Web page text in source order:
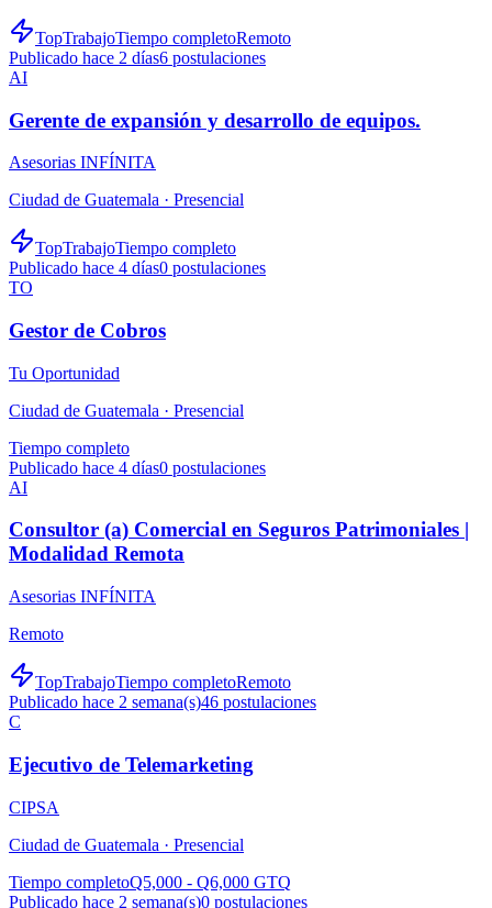
TopTrabajoTiempo completoRemoto
Publicado hace 2 días6 postulaciones
AI
Gerente de expansión y desarrollo de equipos.
Asesorias INFÍNITA
Ciudad de Guatemala · Presencial
TopTrabajoTiempo completo
Publicado hace 4 días0 postulaciones
TO
Gestor de Cobros
Tu Oportunidad
Ciudad de Guatemala · Presencial
Tiempo completo
Publicado hace 4 días0 postulaciones
AI
Consultor (a) Comercial en Seguros Patrimoniales |
Modalidad Remota
Asesorias INFÍNITA
Remoto
TopTrabajoTiempo completoRemoto
Publicado hace 2 semana(s)46 postulaciones
C
Ejecutivo de Telemarketing
CIPSA
Ciudad de Guatemala · Presencial
Tiempo completoQ5,000 - Q6,000 GTQ
Publicado hace 2 semana(s)0 postulaciones